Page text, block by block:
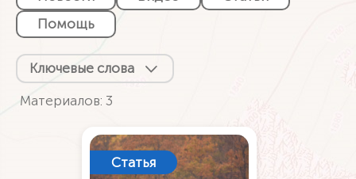
Помощь
Ключевые слова
Материалов: 3
Статья